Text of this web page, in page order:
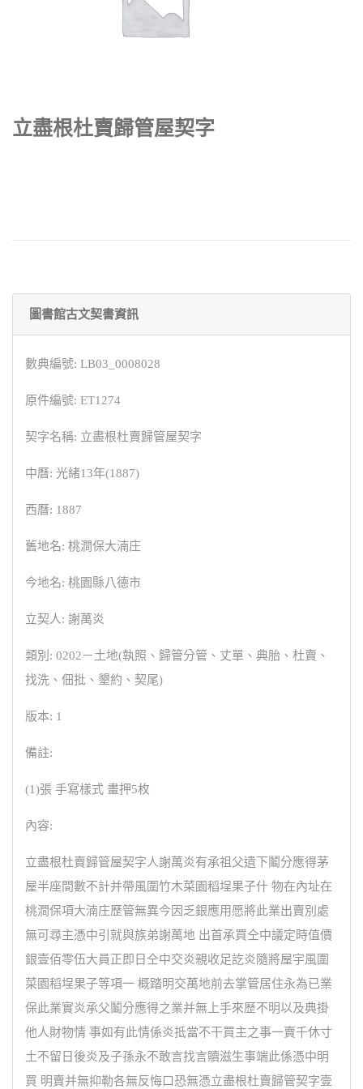
立盡根杜賣歸管屋契字
圖書館古文契書資訊
數典編號: LB03_0008028
原件編號: ET1274
契字名稱: 立盡根杜賣歸管屋契字
中曆: 光緒13年(1887)
西曆: 1887
舊地名: 桃澗保大湳庄
今地名: 桃園縣八德市
立契人: 謝萬炎
類別: 0202－土地(執照、歸管分管、丈單、典胎、杜賣、
找洗、佃批、墾約、契尾)
版本: 1
備註:
(1)張 手寫樣式 畫押5枚
內容:
立盡根杜賣歸管屋契字人謝萬炎有承祖父遺下鬮分應得茅
屋半座間數不計并帶風圍竹木菜園稻埕果子什 物在內址在
桃澗保項大湳庄歷管無異今因乏銀應用愿將此業出賣別處
無可尋主憑中引就與族弟謝萬地 出首承買仝中議定時值價
銀壹佰零伍大員正即日仝中交炎親收足訖炎隨將屋宇風圍
菜園稻埕果子等項一 概踏明交萬地前去掌管居住永為已業
保此業實炎承父鬮分應得之業并無上手來歷不明以及典掛
他人財物情 事如有此情係炎抵當不干買主之事一賣千休寸
土不留日後炎及子孫永不敢言找言贖滋生事端此係憑中明
買 明賣并無抑勒各無反悔口恐無憑立盡根杜賣歸管契字壹